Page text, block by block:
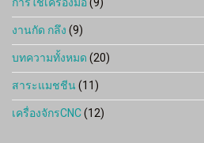
งานกัด กลึง(9)
บทความทั้งหมด(20)
สาระแมชชีน(11)
เครื่องจักรCNC(12)